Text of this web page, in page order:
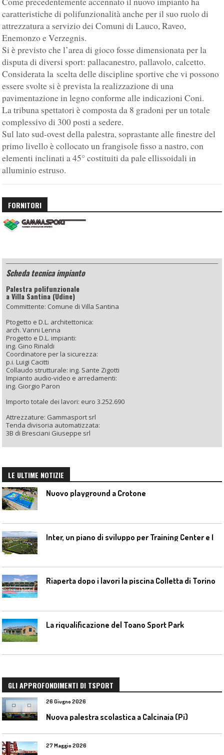
caratteristiche di polifunzionalità anche per il suo ruolo di
attrezzatura a servizio dei Comuni di Lauco, Raveo,
Enemonzo e Verzegnis.
Si è previsto che l’area di gioco fosse dimensionata per la
disputa di diversi sport: pallacanestro, pallavolo, calcetto.
Considerata la scelta delle discipline sportive che vi possono
essere svolte si è prevista la realizzazione di una
pavimentazione in legno conforme alle indicazioni Coni.
La tribuna spettatori è composta da 8 gradoni per un totale
complessivo di 300 posti a sedere.
Sul lato sud-ovest della palestra, soprastante alle finestre del
primo livello è collocato un frangisole fisso a nastro, con
elementi inclinati a 45° costituiti da pale ellissoidali in
alluminio estruso.
FORNITORI
Scheda tecnica impianto
Palestra polifunzionale
a Villa Santina (Udine)
Committente: Comune di Villa Santina
Ptogetto e D.L. architettonica:
arch. Vanni Lenna
Progetto e D.L. impianti:
ing. Gino Rinaldi
Coordinatore per la sicurezza:
p.i. Luigi Cacitti
Collaudo strutturale: ing. Sante Zigotti
Impianto audio-video e arredamenti:
ing. Giorgio Paron
Importo totale dei lavori: euro 3.252.690
Attrezzature: Gammasport srl
Tenda divisoria automatizzata:
3B di Bresciani Giuseppe srl
LE ULTIME NOTIZIE
Nuovo playground a Crotone
Riaperta dopo i lavori la piscina Colletta di Torino
La riqualificazione del Toano Sport Park
GLI APPROFONDIMENTI DI TSPORT
26 Giugno 2026
Nuova palestra scolastica a Calcinaia (Pi)
27 Maggio 2026